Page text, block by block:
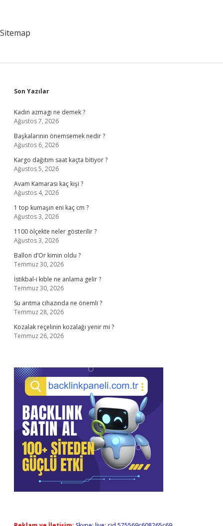
Sitemap
Sidebar
Son Yazılar
Kadın azmagı ne demek ?
Ağustos 7, 2026
Başkalarının önemsemek nedir ?
Ağustos 6, 2026
Kargo dağıtım saat kaçta bitiyor ?
Ağustos 5, 2026
Avam Kamarası kaç kişi ?
Ağustos 4, 2026
1 top kumaşın eni kaç cm ?
Ağustos 3, 2026
1100 ölçekte neler gösterilir ?
Ağustos 3, 2026
Ballon d’Or kimin oldu ?
Temmuz 30, 2026
İstikbal-i kıble ne anlama gelir ?
Temmuz 30, 2026
Su arıtma cihazında ne önemli ?
Temmuz 28, 2026
Kozalak reçelinin kozalağı yenir mi ?
Temmuz 26, 2026